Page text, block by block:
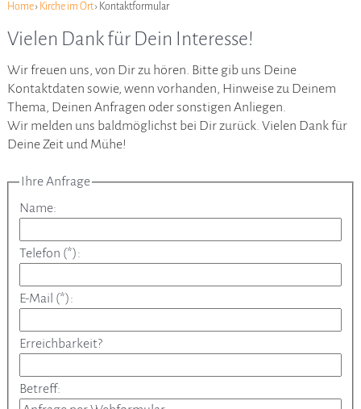
Home› Kirche im Ort› Kontaktformular
Vielen Dank für Dein Interesse!
Wir freuen uns, von Dir zu hören. Bitte gib uns Deine
Kontaktdaten sowie, wenn vorhanden, Hinweise zu Deinem
Thema, Deinen Anfragen oder sonstigen Anliegen.
Wir melden uns baldmöglichst bei Dir zurück. Vielen Dank für
Deine Zeit und Mühe!
Ihre Anfrage
Name:
Telefon (*):
E-Mail (*):
Erreichbarkeit?
Betreff: